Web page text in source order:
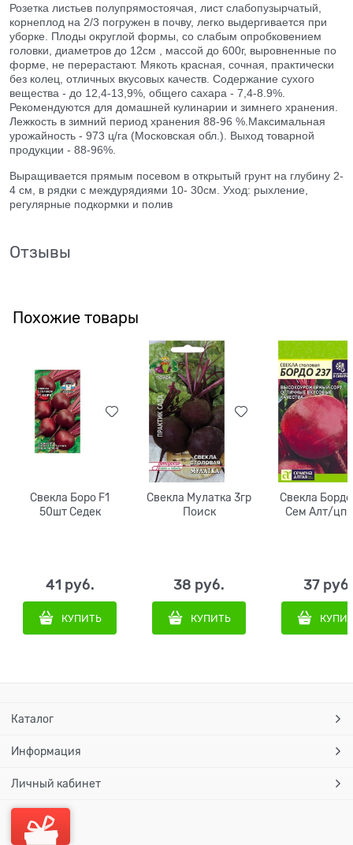
Розетка листьев полупрямостоячая, лист слабопузырчатый,
корнеплод на 2/3 погружен в почву, легко выдергивается при
уборке. Плоды округлой формы, со слабым опробковением
головки, диаметров до 12см , массой до 600г, выровненные по
форме, не перерастают. Мякоть красная, сочная, практически
без колец, отличных вкусовых качеств. Содержание сухого
вещества - до 12,4-13,9%, общего сахара - 7,4-8.9%.
Рекомендуются для домашней кулинарии и зимнего хранения.
Лежкость в зимний период хранения 88-96 %.Максимальная
урожайность - 973 ц/га (Московская обл.). Выход товарной
продукции - 88-96%.
Выращивается прямым посевом в открытый грунт на глубину 2-
4 см, в рядки с междурядиями 10- 30см. Уход: рыхление,
регулярные подкормки и полив
Отзывы
Похожие товары
Свекла Боро F1
50шт Седек
41 руб.
КУПИТЬ
Свекла Мулатка 3гр
Поиск
38 руб.
КУПИТЬ
Свекла
Сем Алт/цп
37 руб.
Каталог
Информация
Личный кабинет